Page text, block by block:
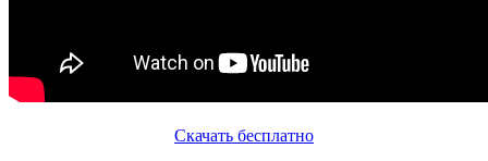
Скачать бесплатно